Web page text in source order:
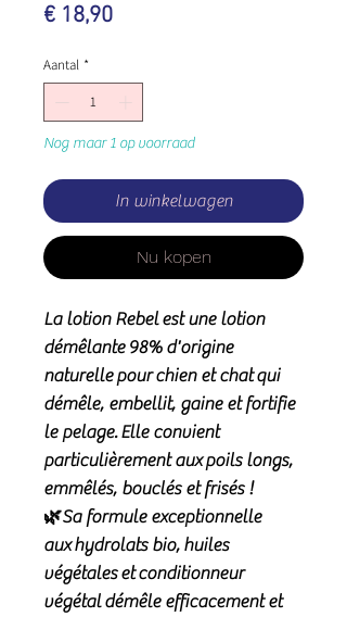
€ 18,90Prijs
Aantal *
Nog maar 1 op voorraad
In winkelwagen
Nu kopen
La lotion Rebel est une lotion
démêlante 98% d'origine
naturellepour chien et chat qui
démêle, embellit, gaine et fortifie
le pelage. Elle convient
particulièrement aux poils longs,
emmêlés, bouclés et frisés !
🌿Sa formule exceptionnelle
auxhydrolats bio, huiles
végétaleset conditionneur
végétal démêle efficacement et